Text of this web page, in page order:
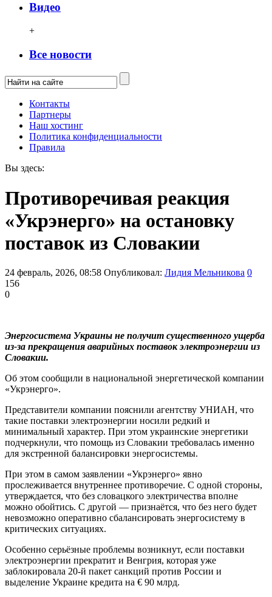
Видео
+
Все новости
Контакты
Партнеры
Наш хостинг
Политика конфиденциальности
Правила
Вы здесь:
Противоречивая реакция
«Укрэнерго» на остановку
поставок из Словакии
24 февраль, 2026, 08:58 Опубликовал: Лидия Мельникова 0
156
0
Энергосистема Украины не получит существенного ущерба
из-за прекращения аварийных поставок электроэнергии из
Словакии.
Об этом сообщили в национальной энергетической компании
«Укрэнерго».
Представители компании пояснили агентству УНИАН, что
такие поставки электроэнергии носили редкий и
минимальный характер. При этом украинские энергетики
подчеркнули, что помощь из Словакии требовалась именно
для экстренной балансировки энергосистемы.
При этом в самом заявлении «Укрэнерго» явно
прослеживается внутреннее противоречие. С одной стороны,
утверждается, что без словацкого электричества вполне
можно обойтись. С другой — признаётся, что без него будет
невозможно оперативно сбалансировать энергосистему в
критических ситуациях.
Особенно серьёзные проблемы возникнут, если поставки
электроэнергии прекратит и Венгрия, которая уже
заблокировала 20-й пакет санкций против России и
выделение Украине кредита на € 90 млрд.